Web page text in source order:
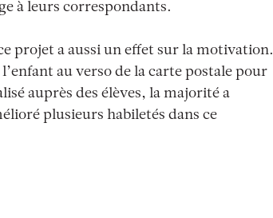
à leurs correspondants.
projet a aussi un effet sur la motivation.
au verso de la carte postale pour
auprès des élèves, la majorité a
plusieurs habiletés dans ce